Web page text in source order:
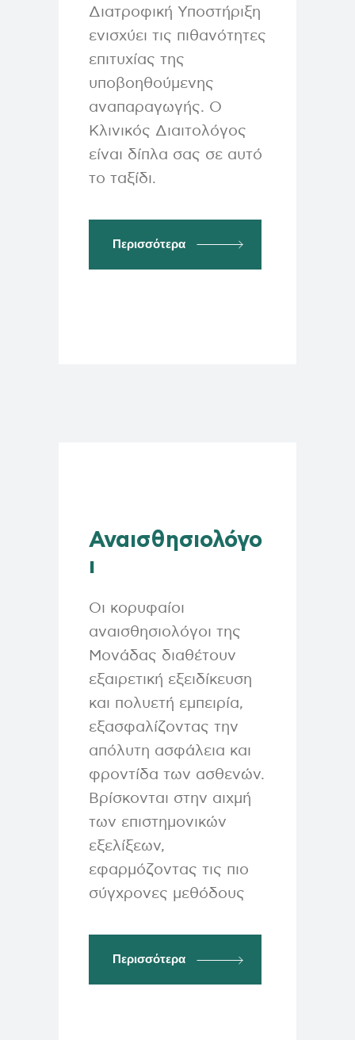
Διατροφική Υποστήριξη
ενισχύει τις πιθανότητες
επιτυχίας της
υποβοηθούμενης
αναπαραγωγής. Ο
Κλινικός Διαιτολόγος
είναι δίπλα σας σε αυτό
το ταξίδι.
Περισσότερα
Αναισθησιολόγο
ι
Οι κορυφαίοι
αναισθησιολόγοι της
Μονάδας διαθέτουν
εξαιρετική εξειδίκευση
και πολυετή εμπειρία,
εξασφαλίζοντας την
απόλυτη ασφάλεια και
φροντίδα των ασθενών.
Βρίσκονται στην αιχμή
των επιστημονικών
εξελίξεων,
εφαρμόζοντας τις πιο
σύγχρονες μεθόδους
Περισσότερα